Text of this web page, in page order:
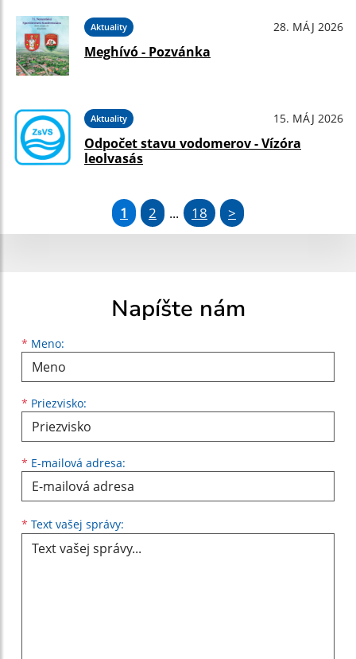
Aktuality 28. MÁJ 2026
Meghívó - Pozvánka
Aktuality 15. MÁJ 2026
Odpočet stavu vodomerov - Vízóra
leolvasás
1 2 ... 18 >
Napíšte nám
* Meno:
Meno
* Priezvisko:
Priezvisko
* E-mailová adresa:
E-mailová adresa
* Text vašej správy: